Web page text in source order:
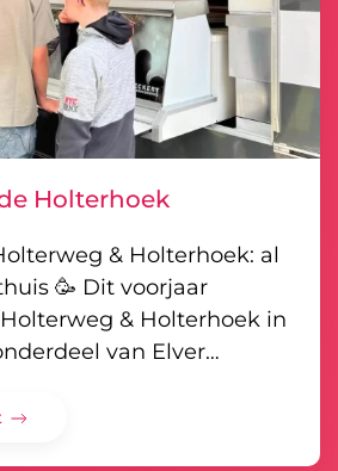
Holterhoek
& Holterhoek: al
🥳 Dit voorjaar
& Holterhoek in
van Elver…